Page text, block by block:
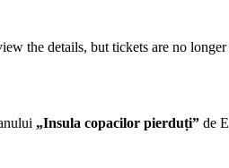
the details, but tickets are no
„Insula copacilor pierduți” de